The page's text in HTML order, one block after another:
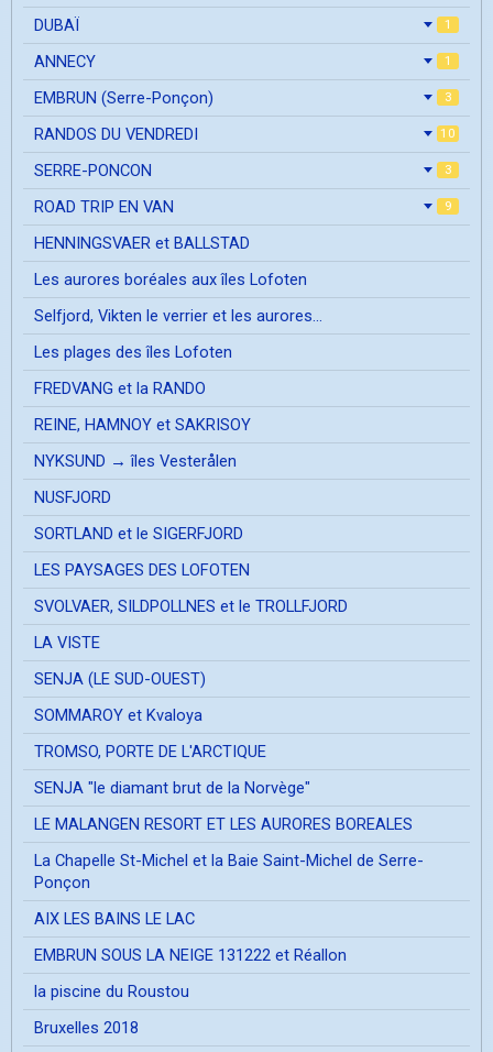
DUBAÏ 1
ANNECY 1
EMBRUN (Serre-Ponçon) 3
RANDOS DU VENDREDI 10
SERRE-PONCON 3
ROAD TRIP EN VAN 9
HENNINGSVAER et BALLSTAD
Les aurores boréales aux îles Lofoten
Selfjord, Vikten le verrier et les aurores...
Les plages des îles Lofoten
FREDVANG et la RANDO
REINE, HAMNOY et SAKRISOY
NYKSUND → îles Vesterålen
NUSFJORD
SORTLAND et le SIGERFJORD
LES PAYSAGES DES LOFOTEN
SVOLVAER, SILDPOLLNES et le TROLLFJORD
LA VISTE
SENJA (LE SUD-OUEST)
SOMMAROY et Kvaloya
TROMSO, PORTE DE L'ARCTIQUE
SENJA "le diamant brut de la Norvège"
LE MALANGEN RESORT ET LES AURORES BOREALES
La Chapelle St-Michel et la Baie Saint-Michel de Serre-
Ponçon
AIX LES BAINS LE LAC
EMBRUN SOUS LA NEIGE 131222 et Réallon
la piscine du Roustou
Bruxelles 2018